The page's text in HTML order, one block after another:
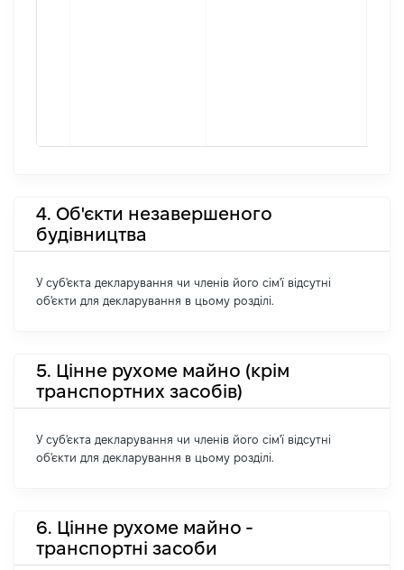
4. Об'єкти незавершеного
будівництва
У суб'єкта декларування чи членів його сім'ї відсутні
об'єкти для декларування в цьому розділі.
5. Цінне рухоме майно (крім
транспортних засобів)
У суб'єкта декларування чи членів його сім'ї відсутні
об'єкти для декларування в цьому розділі.
6. Цінне рухоме майно -
транспортні засоби